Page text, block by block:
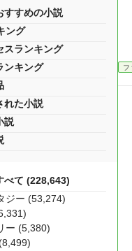
フ
すすめの小説
ング
スランキング
ンキング
れた小説
説
べて (228,643)
ジー (53,274)
ー (5,380)